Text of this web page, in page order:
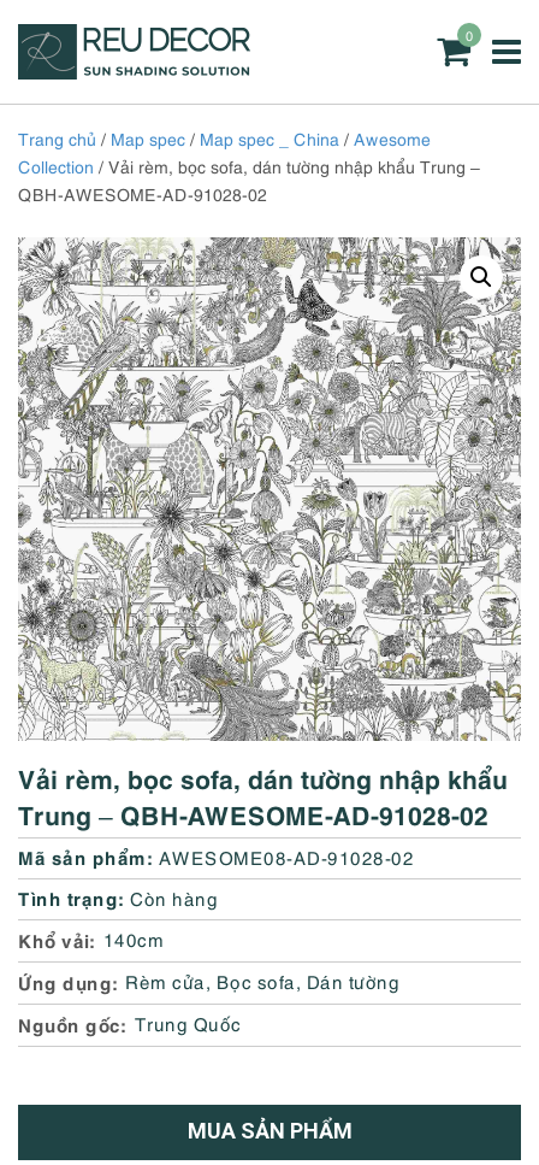
0
Trang chủ / Map spec / Map spec _ China / Awesome
Collection / Vải rèm, bọc sofa, dán tường nhập khẩu Trung –
QBH-AWESOME-AD-91028-02
Vải rèm, bọc sofa, dán tường nhập khẩu
Trung – QBH-AWESOME-AD-91028-02
Mã sản phẩm: AWESOME08-AD-91028-02
Tình trạng: Còn hàng
Khổ vải 140cm
Ứng dụng Rèm cửa, Bọc sofa, Dán tường
Nguồn gốc Trung Quốc
MUA SẢN PHẨM